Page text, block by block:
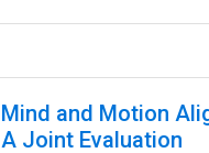
Mind and Motion
A Joint Evaluation